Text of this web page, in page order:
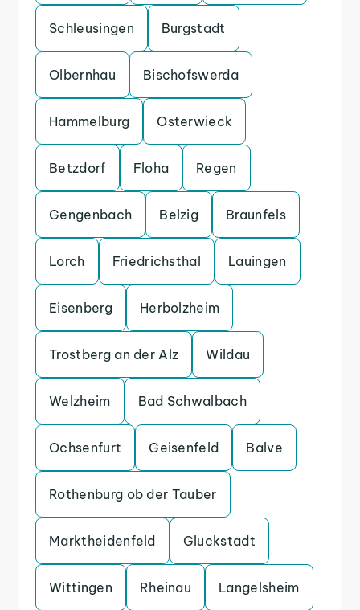
Schleusingen Burgstadt
Olbernhau Bischofswerda
Hammelburg Osterwieck
Betzdorf Floha Regen
Gengenbach Belzig Braunfels
Lorch Friedrichsthal Lauingen
Eisenberg Herbolzheim
Trostberg an der Alz Wildau
Welzheim Bad Schwalbach
Ochsenfurt Geisenfeld Balve
Rothenburg ob der Tauber
Marktheidenfeld Gluckstadt
Wittingen Rheinau Langelsheim